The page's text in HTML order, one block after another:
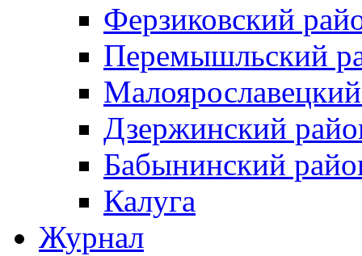
Ферзиковский
Перемышльский
Дзержинский
Бабынинский
Калуга
Журнал